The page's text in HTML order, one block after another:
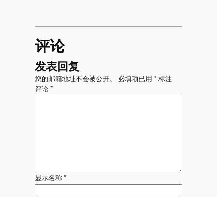
评论
发表回复
您的邮箱地址不会被公开。 必填项已用 *标注
评论 *
显示名称 *